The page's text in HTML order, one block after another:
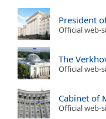
President
Official web-
The
Official web-
Cabinet of
Official web-